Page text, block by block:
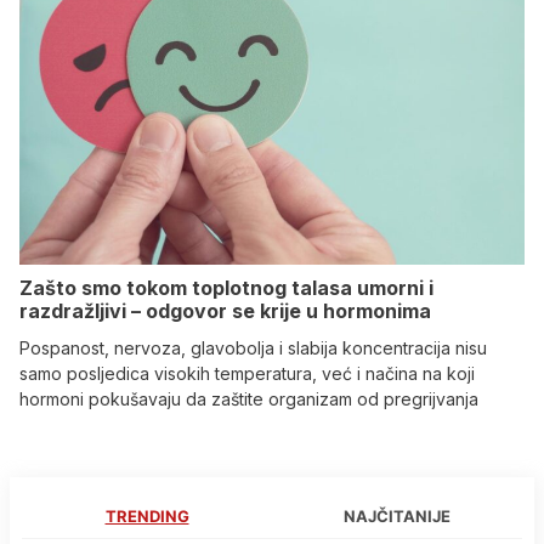
Zašto smo tokom toplotnog talasa umorni i
razdražljivi – odgovor se krije u hormonima
Pospanost, nervoza, glavobolja i slabija koncentracija nisu
samo posljedica visokih temperatura, već i načina na koji
hormoni pokušavaju da zaštite organizam od pregrijvanja
TRENDING NAJČITANIJE